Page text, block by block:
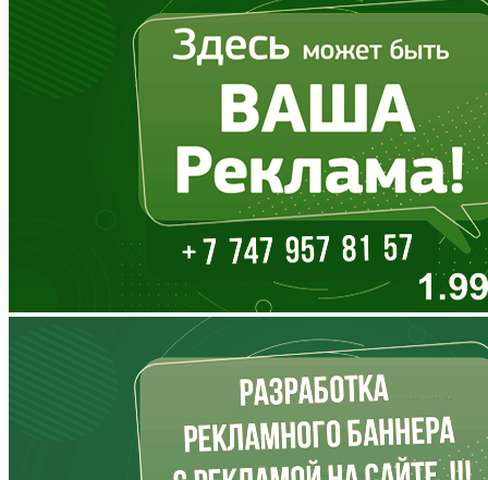
Вологодская область
Дагестан
Еврейская АО
Забайкальский край
Запорожская область
Ивановская область
Иркутская область
Кабардино-Балкария
Калининградская область